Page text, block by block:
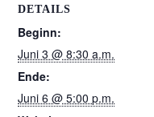
DETAILS
Beginn:
Juni 3 @ 8:30 a.m.
Ende:
Juni 6 @ 5:00 p.m.